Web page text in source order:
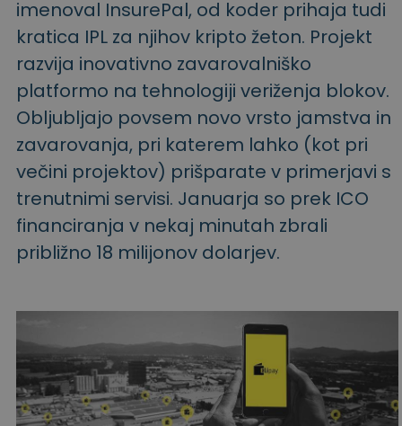
imenoval InsurePal, od koder prihaja tudi
kratica IPL za njihov kripto žeton. Projekt
razvija inovativno zavarovalniško
platformo na tehnologiji veriženja blokov.
Obljubljajo povsem novo vrsto jamstva in
zavarovanja, pri katerem lahko (kot pri
večini projektov) prišparate v primerjavi s
trenutnimi servisi. Januarja so prek ICO
financiranja v nekaj minutah zbrali
približno 18 milijonov dolarjev.